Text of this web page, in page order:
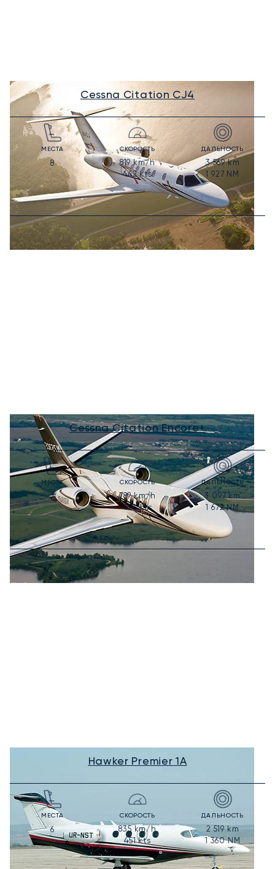
Cessna Citation CJ4
МЕСТА
8
СКОРОСТЬ
819km/h
442kts
ДАЛЬНОСТЬ
3 569km
1 927 NM
Cessna Citation Encore+
МЕСТА
7
СКОРОСТЬ
789km/h
426kts
ДАЛЬНОСТЬ
3 097km
1 672NM
Hawker Premier 1A
МЕСТА
6
СКОРОСТЬ
835km/h
451kts
ДАЛЬНОСТЬ
2 519km
1 360NM